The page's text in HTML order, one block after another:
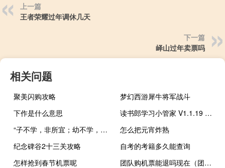
上一篇
王者荣耀过年调休几天
下一篇
峄山过年卖票吗
相关问题
聚美闪购攻略
梦幻西游犀牛将军战斗
下作是什么意思
读书郎学习小管家 V1.1.19 绿色版（读书郎学习小管家 V1.1.19 绿色版功能简介）
“子不学，非所宜；幼不学，老何为”是什么意思
怎么把元宵炸熟
纪念碑谷2十三关攻略
自考的考籍多久能查询
怎样抢到春节机票呢
团队购机票能退吗现在（团队购机票能退吗）